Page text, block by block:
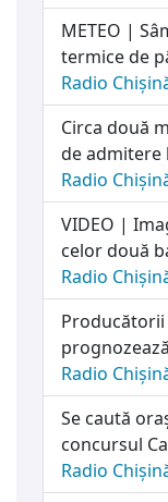
METEO |
termice de
Radio
Circa două
de admitere
Radio
VIDEO |
celor două
Radio
Producătorii
Radio
Se caută
concursul
Radio